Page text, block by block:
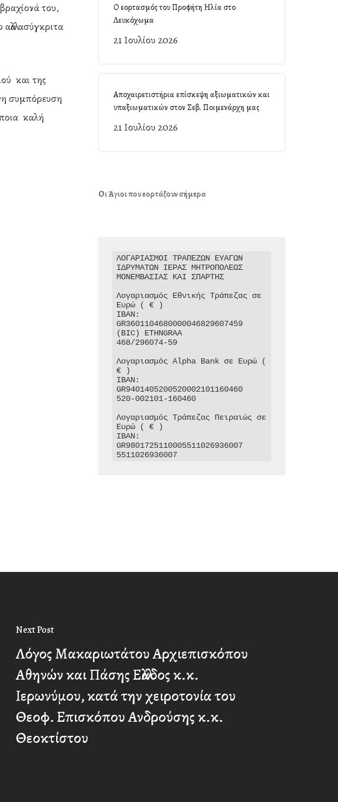
του,
ασύγκριτα
και της
συμπόρευση
καλή
Ο εορτασμός του Προφήτη Ηλία στο
Λευκόχωμα
21 Ιουλίου 2026
Αποχαιρετιστήρια επίσκεψη αξιωματικών και
υπαξιωματικών στον Σεβ. Ποιμενάρχη μας
21 Ιουλίου 2026
Οι Άγιοι που εορτάζουν σήμερα
ΛΟΓΑΡΙΑΣΜΟΙ ΤΡΑΠΕΖΩΝ ΕΥΑΓΩΝ
ΙΔΡΥΜΑΤΩΝ ΙΕΡΑΣ ΜΗΤΡΟΠΟΛΕΩΣ
ΜΟΝΕΜΒΑΣΙΑΣ ΚΑΙ ΣΠΑΡΤΗΣ
Λογαριασμός Εθνικής Τράπεζας σε
Ευρώ ( € )
IBAN:
GR3601104680000046829607459
(BIC) ETHNGRAA
468/296074-59
Λογαριασμός Alpha Bank σε Ευρώ (
€ )
IBAN:
GR9401405200520002101160460
520-002101-160460
Λογαριασμός Τράπεζας Πειραιώς σε
Ευρώ ( € )
IBAN:
GR9801725110005511026936007
5511026936007
Next Post
Λόγος Μακαριωτάτου Αρχιεπισκόπου
Αθηνών και Πάσης Ελλάδος κ.κ.
Ιερωνύμου, κατά την χειροτονία του
Θεοφ. Επισκόπου Ανδρούσης κ.κ.
Θεοκτίστου